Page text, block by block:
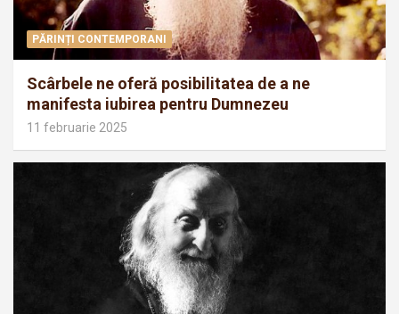
PĂRINȚI CONTEMPORANI
Scârbele ne oferă posibilitatea de a ne
manifesta iubirea pentru Dumnezeu
11 februarie 2025